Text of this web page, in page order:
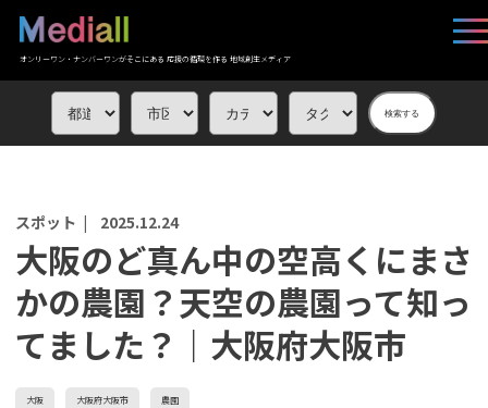
オンリーワン・ナンバーワンがそこにある 応援の循環を作る 地域創生メディア
検索する
スポット | 2025.12.24
大阪のど真ん中の空高くにまさ
かの農園？天空の農園って知っ
てました？｜大阪府大阪市
大阪 大阪府大阪市 農園